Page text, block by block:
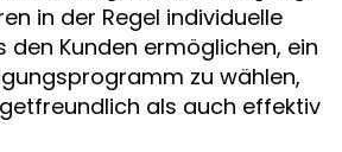
in der Regel individuelle
den Kunden ermöglichen, ein
zu wählen,
als auch effektiv